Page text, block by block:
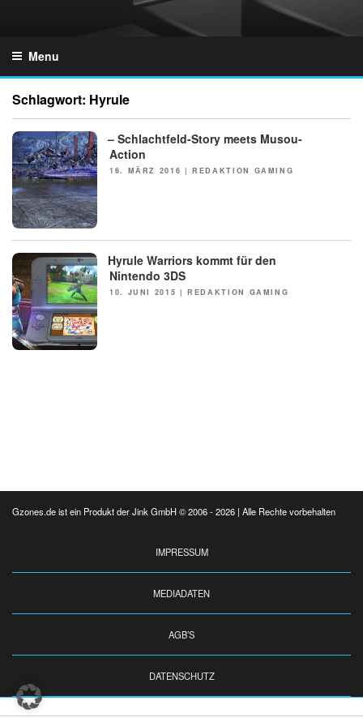
Menu
Schlagwort: Hyrule
– Schlachtfeld-Story meets Musou-
Action
POSTED
16. MÄRZ 2016 |REDAKTION GAMING
NEWS
Hyrule Warriors kommt für den
Nintendo 3DS
POSTED
10. JUNI 2015 |REDAKTION GAMING
Gzones.de ist ein Produkt der Jink GmbH © 2006 - 2026 | Alle Rechte vorbehalten
IMPRESSUM
MEDIADATEN
AGB’S
DATENSCHUTZ